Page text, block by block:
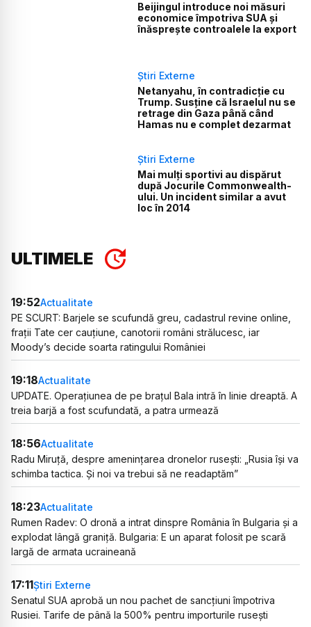
Beijingul introduce noi măsuri
economice împotriva SUA și
înăsprește controalele la export
Știri Externe
Netanyahu, în contradicție cu
Trump. Susține că Israelul nu se
retrage din Gaza până când
Hamas nu e complet dezarmat
Știri Externe
Mai mulți sportivi au dispărut
după Jocurile Commonwealth-
ului. Un incident similar a avut
loc în 2014
ULTIMELE
19:52Actualitate
PE SCURT: Barjele se scufundă greu, cadastrul revine online,
frații Tate cer cauțiune, canotorii români strălucesc, iar
Moody’s decide soarta ratingului României
19:18Actualitate
UPDATE. Operațiunea de pe brațul Bala intră în linie dreaptă. A
treia barjă a fost scufundată, a patra urmează
18:56Actualitate
Radu Miruță, despre amenințarea dronelor rusești: „Rusia își va
schimba tactica. Și noi va trebui să ne readaptăm”
18:23Actualitate
Rumen Radev: O dronă a intrat dinspre România în Bulgaria și a
explodat lângă graniță. Bulgaria: E un aparat folosit pe scară
largă de armata ucraineană
17:11Știri Externe
Senatul SUA aprobă un nou pachet de sancțiuni împotriva
Rusiei. Tarife de până la 500% pentru importurile rusești